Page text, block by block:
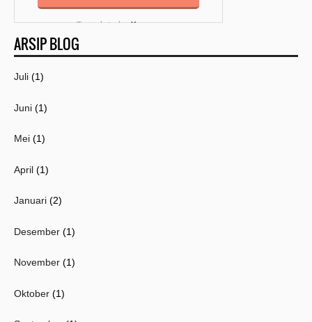
Template byKang
Mousir
ARSIP BLOG
Juli (1)
Juni (1)
Mei (1)
April (1)
Januari (2)
Desember (1)
November (1)
Oktober (1)